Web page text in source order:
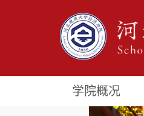
学院概况